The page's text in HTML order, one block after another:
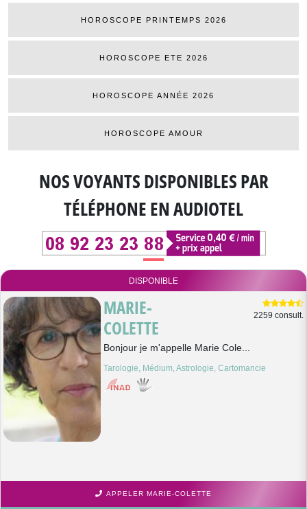
HOROSCOPE PRINTEMPS 2026
HOROSCOPE ETE 2026
HOROSCOPE ANNÉE 2026
HOROSCOPE AMOUR
NOS VOYANTS DISPONIBLESPAR
TÉLÉPHONE EN AUDIOTEL
DISPONIBLE
MARIE-
COLETTE
2259 consult.
Bonjour je m'appelle Marie Cole...
Tarologie, Médium, Astrologie, Cartomancie
APPELER MARIE-COLETTE